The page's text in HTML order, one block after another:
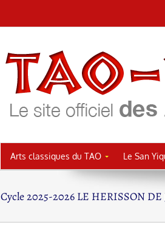
Arts classiques du TAO Le San
Cycle 2025-2026 LE HERISSON